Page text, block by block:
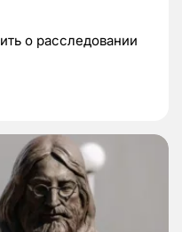
о расследовании